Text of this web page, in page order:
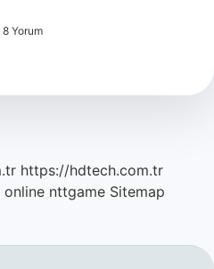
8 Yorum
https://hdtech.com.tr
online nttgame Sitemap